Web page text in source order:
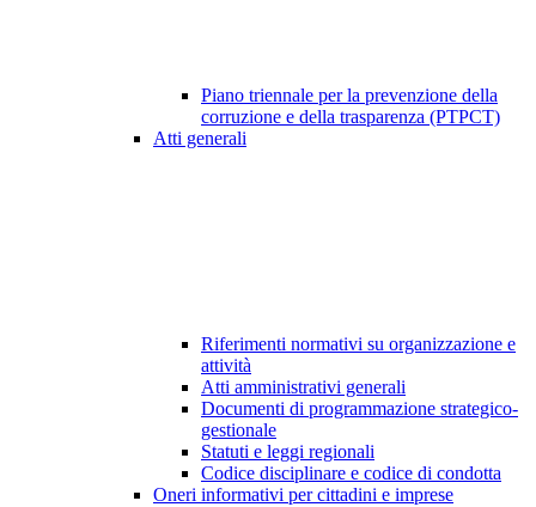
Piano triennale per la prevenzione della
corruzione e della trasparenza (PTPCT)
Atti generali
Riferimenti normativi su organizzazione e
attività
Atti amministrativi generali
Documenti di programmazione strategico-
gestionale
Statuti e leggi regionali
Codice disciplinare e codice di condotta
Oneri informativi per cittadini e imprese